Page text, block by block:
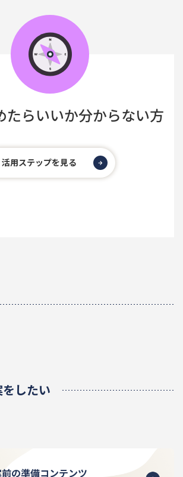
たらいいか分からない方
活用ステップを見る
したい
の準備コンテンツ